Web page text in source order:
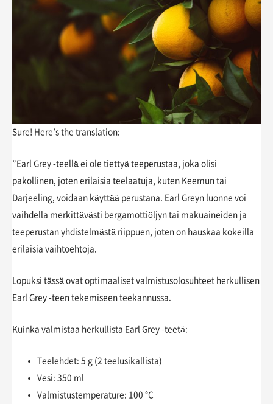
Sure! Here’s the translation:
”Earl Grey -teellä ei ole tiettyä teeperustaa, joka olisi
pakollinen, joten erilaisia teelaatuja, kuten Keemun tai
Darjeeling, voidaan käyttää perustana. Earl Greyn luonne voi
vaihdella merkittävästi bergamottiöljyn tai makuaineiden ja
teeperustan yhdistelmästä riippuen, joten on hauskaa kokeilla
erilaisia vaihtoehtoja.
Lopuksi tässä ovat optimaaliset valmistusolosuhteet herkullisen
Earl Grey -teen tekemiseen teekannussa.
Kuinka valmistaa herkullista Earl Grey -teetä:
Teelehdet: 5 g (2 teelusikallista)
Vesi: 350 ml
Valmistustemperature: 100 °C